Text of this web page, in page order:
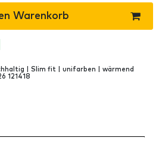
Warenkorb
| Slim fit | unifarben | wärmend
121418